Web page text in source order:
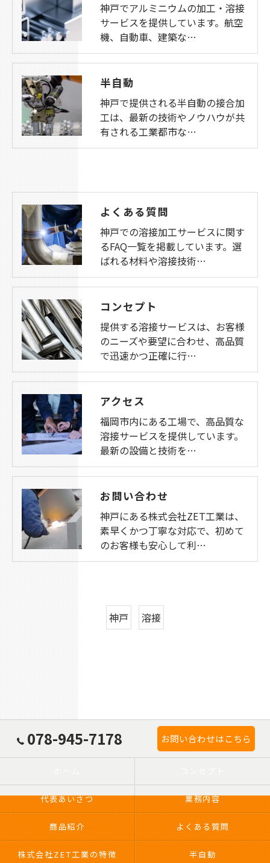
神戸でアルミニウムの加工・溶接
サービスを提供しています。航空
機、自動車、建築な…
半自動
神戸で提供される半自動の接合加
工は、最新の技術やノウハウが共
有される工業都市な…
よくある質問
神戸での溶接加工サービスに関す
るFAQ一覧を掲載しています。選
ばれる材料や溶接技術…
コンセプト
提供する溶接サービスは、お客様
のニーズや要望に合わせ、高品質
で迅速かつ正確に行…
アクセス
福岡市内にある工場で、高品質な
溶接サービスを提供しています。
最新の設備と技術を…
お問い合わせ
神戸にある株式会社ZET工業は、
素早くかつ丁寧な対応で、初めて
のお客様も安心して利…
神戸 溶接
078-945-7178 お問い合わせはこちら
代表あいさつ 業務内容
商品紹介 よくある質問
株式会社ZET工業の特徴 半自動